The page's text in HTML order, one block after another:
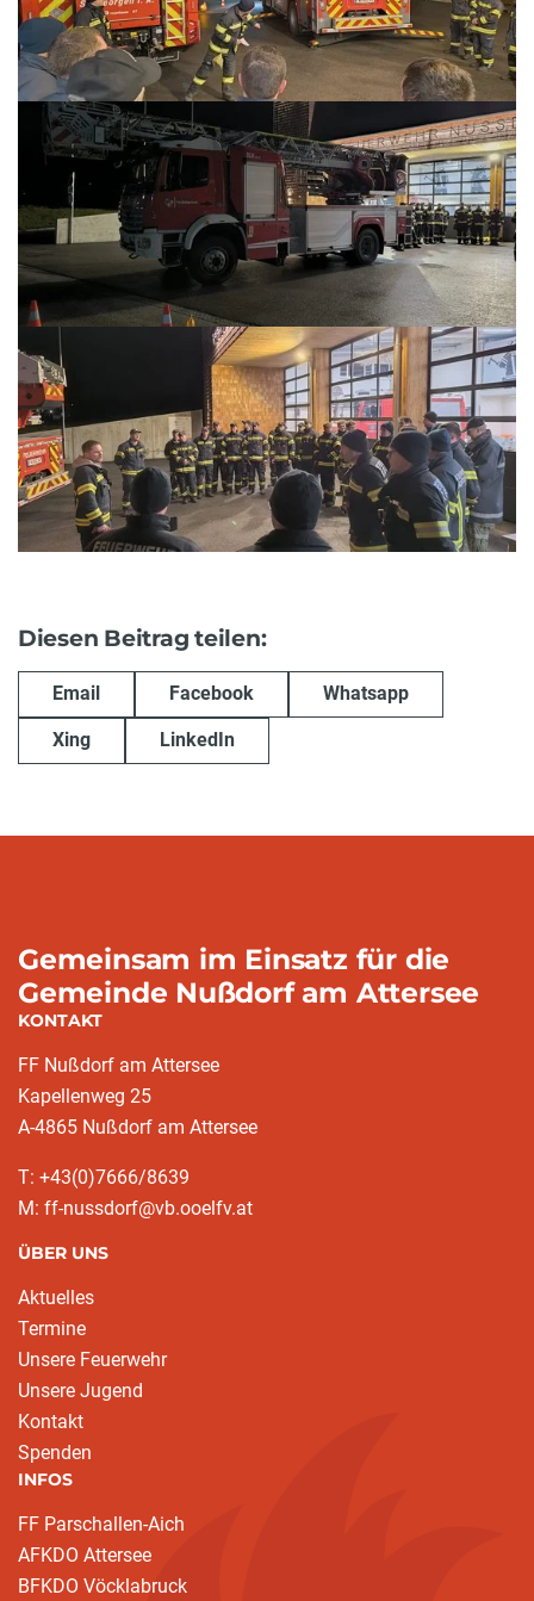
Diesen Beitrag teilen:
Email Facebook Whatsapp
Xing LinkedIn
Gemeinsam im Einsatz für die
Gemeinde Nußdorf am Attersee
KONTAKT
FF Nußdorf am Attersee
Kapellenweg 25
A-4865 Nußdorf am Attersee
T: +43(0)7666/8639
M: ff-nussdorf@vb.ooelfv.at
ÜBER UNS
Aktuelles
Termine
Unsere Feuerwehr
Unsere Jugend
Kontakt
Spenden
INFOS
FF Parschallen-Aich
AFKDO Attersee
BFKDO Vöcklabruck